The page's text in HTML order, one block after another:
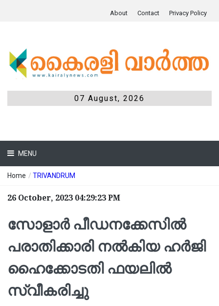
About Contact Privacy Policy
07 August, 2026
MENU
Home / TRIVANDRUM
26 October, 2023 04:29:23 PM
സോളാര്‍ പീഡനക്കേസില്‍
പരാതിക്കാരി നല്‍കിയ ഹര്‍ജി
ഹൈക്കോടതി ഫയലില്‍
സ്വീകരിച്ചു